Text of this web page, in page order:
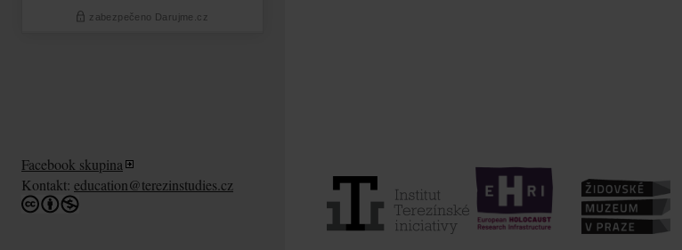
Facebook skupina
Kontakt: education@terezinstudies.cz